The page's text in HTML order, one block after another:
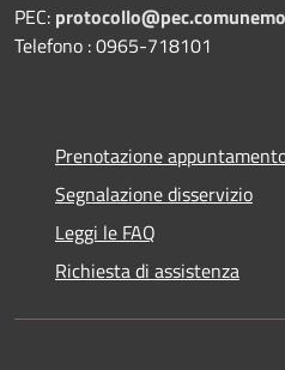
PEC:
Telefono : 0965-718101
Prenotazione
Segnalazione disservizio
Leggi le FAQ
Richiesta di assistenza